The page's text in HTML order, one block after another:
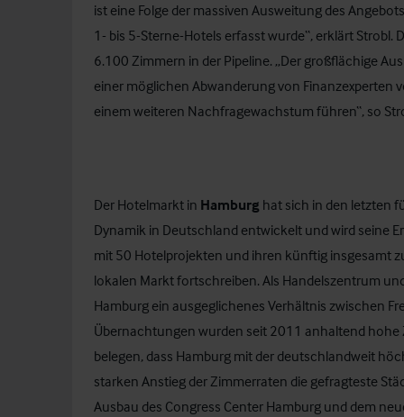
ist eine Folge der massiven Ausweitung des
1- bis 5-Sterne-Hotels erfasst wurde“, erklärt
6.100 Zimmern in der Pipeline. „Der großflächige
einer möglichen Abwanderung von Finanzexperten
einem weiteren Nachfragewachstum führen“, so
Der Hotelmarkt in Hamburg hat sich in den letzten
Dynamik in Deutschland entwickelt und wird seine
mit 50 Hotelprojekten und ihren künftig insgesamt
lokalen Markt fortschreiben. Als Handelszentrum
Hamburg ein ausgeglichenes Verhältnis zwischen
Übernachtungen wurden seit 2011 anhaltend
belegen, dass Hamburg mit der deutschlandweit
starken Anstieg der Zimmerraten die gefragteste
Ausbau des Congress Center Hamburg und dem